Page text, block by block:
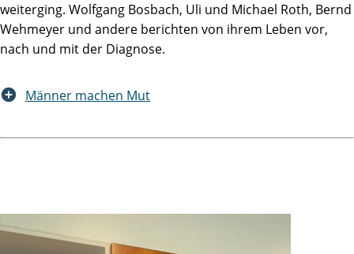
weiterging. Wolfgang Bosbach, Uli und Michael Roth, Bernd
Wehmeyer und andere berichten von ihrem Leben vor,
nach und mit der Diagnose.
Männer machen Mut